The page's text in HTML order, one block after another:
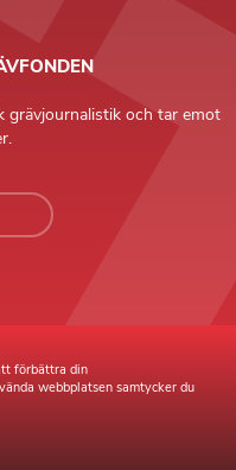
grävjournalistik och tar emot
förbättra din
webbplatsen samtycker du